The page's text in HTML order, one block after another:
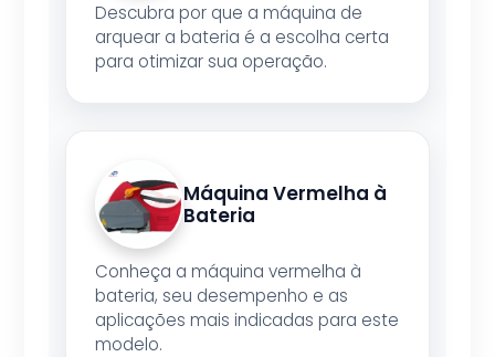
Descubra por que a máquina de
arquear a bateria é a escolha certa
para otimizar sua operação.
Máquina Vermelha à
Bateria
Conheça a máquina vermelha à
bateria, seu desempenho e as
aplicações mais indicadas para este
modelo.